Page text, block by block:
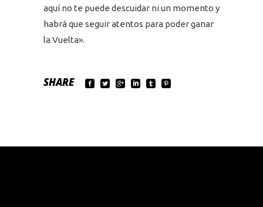
aquí no te puede descuidar ni un momento y
habrá que seguir atentos para poder ganar
la Vuelta».
SHARE